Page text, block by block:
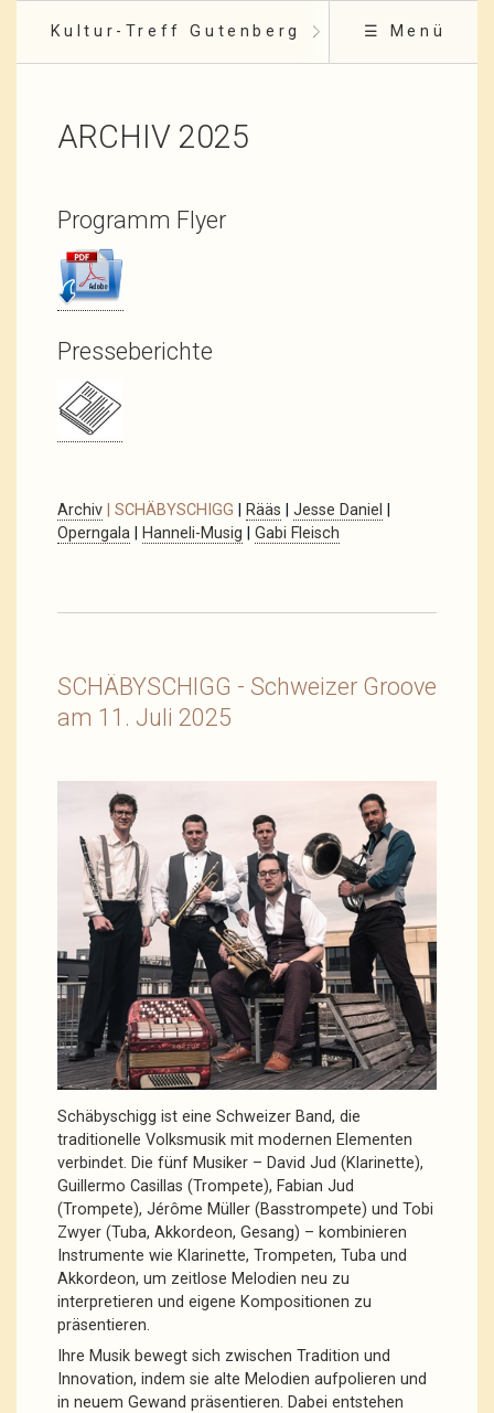
Kultur-Treff Gutenberg ☰ Menü
ARCHIV 2025
Programm Flyer
Presseberichte
Archiv | SCHÄBYSCHIGG Rääs Jesse Daniel
Operngala
Hanneli-Musig Gabi Fleisch
SCHÄBYSCHIGG - Schweizer Groove
am 11. Juli 2025
Schäbyschigg ist eine Schweizer Band, die
traditionelle Volksmusik mit modernen Elementen
verbindet. Die fünf Musiker – David Jud (Klarinette),
Guillermo Casillas (Trompete), Fabian Jud
(Trompete), Jérôme Müller (Basstrompete) und Tobi
Zwyer (Tuba, Akkordeon, Gesang) – kombinieren
Instrumente wie Klarinette, Trompeten, Tuba und
Akkordeon, um zeitlose Melodien neu zu
interpretieren und eigene Kompositionen zu
präsentieren.
Ihre Musik bewegt sich zwischen Tradition und
Innovation, indem sie alte Melodien aufpolieren und
in neuem Gewand präsentieren. Dabei entstehen